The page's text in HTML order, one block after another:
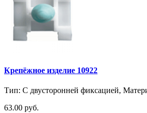
Крепёжное изделие 10922
Тип: С двусторонней фиксацией,
63.00 руб.